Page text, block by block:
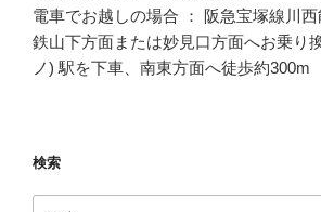
電車でお越しの場合 ： 阪急宝塚線川
鉄山下方面または妙見口方面へお乗り
ノ) 駅を下車、南東方面へ徒歩約300m
検索